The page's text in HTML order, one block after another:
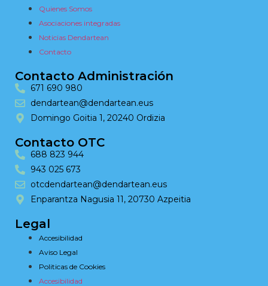
Quienes Somos
Asociaciones integradas
Noticias Dendartean
Contacto
Contacto Administración
671 690 980
dendartean@dendartean.eus
Domingo Goitia 1, 20240 Ordizia
Contacto OTC
688 823 944
943 025 673
otcdendartean@dendartean.eus
Enparantza Nagusia 11, 20730 Azpeitia
Legal
Accesibilidad
Aviso Legal
Politicas de Cookies
Accesibilidad